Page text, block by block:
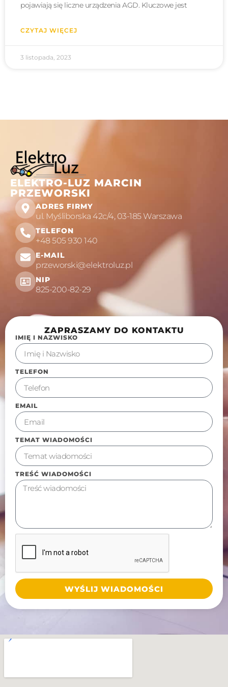
pojawiają się liczne urządzenia AGD. Kluczowe jest
CZYTAJ WIĘCEJ
3 listopada, 2023
ELEKTRO-LUZ MARCIN
PRZEWORSKI
ADRES FIRMY
ul. Myśliborska 42c/4, 03-185 Warszawa
TELEFON
+48 505 930 140
E-MAIL
przeworski@elektroluz.pl
NIP
825-200-82-29
ZAPRASZAMY DO KONTAKTU
IMIĘ I NAZWISKO
TELEFON
EMAIL
TEMAT WIADOMOŚCI
TREŚĆ WIADOMOŚCI
WYŚLIJ WIADOMOŚCI